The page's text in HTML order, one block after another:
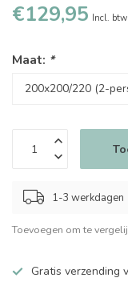
€129,95 Incl. btw
Maat: *
1-3 werkdagen
Toevoegen om te
Gratis verzending